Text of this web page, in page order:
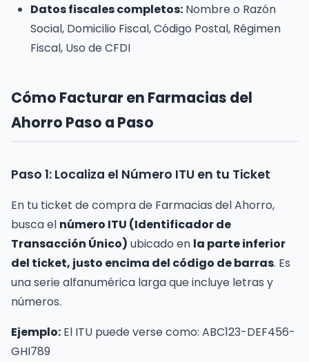
Datos fiscales completos: Nombre o Razón
Social, Domicilio Fiscal, Código Postal, Régimen
Fiscal, Uso de CFDI
Cómo Facturar en Farmacias del
Ahorro Paso a Paso
Paso 1: Localiza el Número ITU en tu Ticket
En tu ticket de compra de Farmacias del Ahorro,
busca el número ITU (Identificador de
Transacción Único) ubicado en la parte inferior
del ticket, justo encima del código de barras. Es
una serie alfanumérica larga que incluye letras y
números.
Ejemplo: El ITU puede verse como: ABC123-DEF456-
GHI789